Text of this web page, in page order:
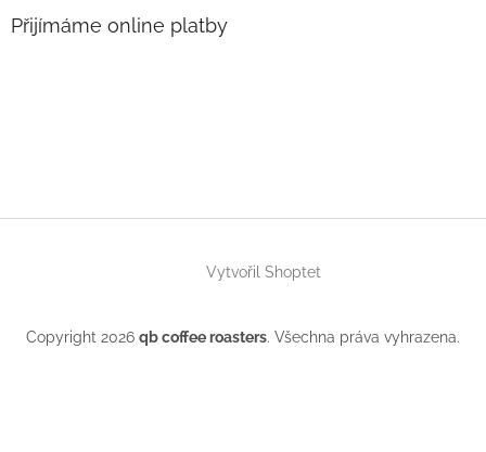
Přijímáme online platby
Vytvořil Shoptet
Copyright 2026 qb coffee roasters. Všechna práva vyhrazena.